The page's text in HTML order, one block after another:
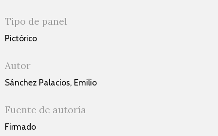
Tipo de panel
Pictórico
Autor
Sánchez Palacios, Emilio
Fuente de autoría
Firmado